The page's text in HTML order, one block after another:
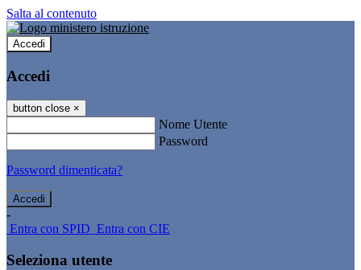
Salta al contenuto
Accedi
Accedi
button close ×
Nome Utente
Password
Password dimenticata?
-
Entra con SPID Entra con CIE
Seleziona utente